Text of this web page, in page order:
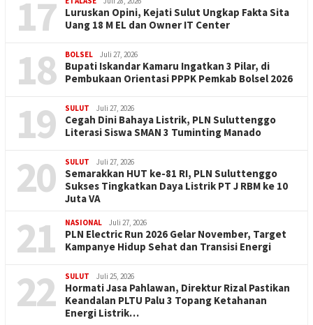
17
Luruskan Opini, Kejati Sulut Ungkap Fakta Sita
Uang 18 M EL dan Owner IT Center
18 BOLSEL Juli 27, 2026
Bupati Iskandar Kamaru Ingatkan 3 Pilar, di
Pembukaan Orientasi PPPK Pemkab Bolsel 2026
19 SULUT Juli 27, 2026
Cegah Dini Bahaya Listrik, PLN Suluttenggo
Literasi Siswa SMAN 3 Tuminting Manado
20 SULUT Juli 27, 2026
Semarakkan HUT ke-81 RI, PLN Suluttenggo
Sukses Tingkatkan Daya Listrik PT J RBM ke 10
Juta VA
21 NASIONAL Juli 27, 2026
PLN Electric Run 2026 Gelar November, Target
Kampanye Hidup Sehat dan Transisi Energi
22 SULUT Juli 25, 2026
Hormati Jasa Pahlawan, Direktur Rizal Pastikan
Keandalan PLTU Palu 3 Topang Ketahanan
Energi Listrik…